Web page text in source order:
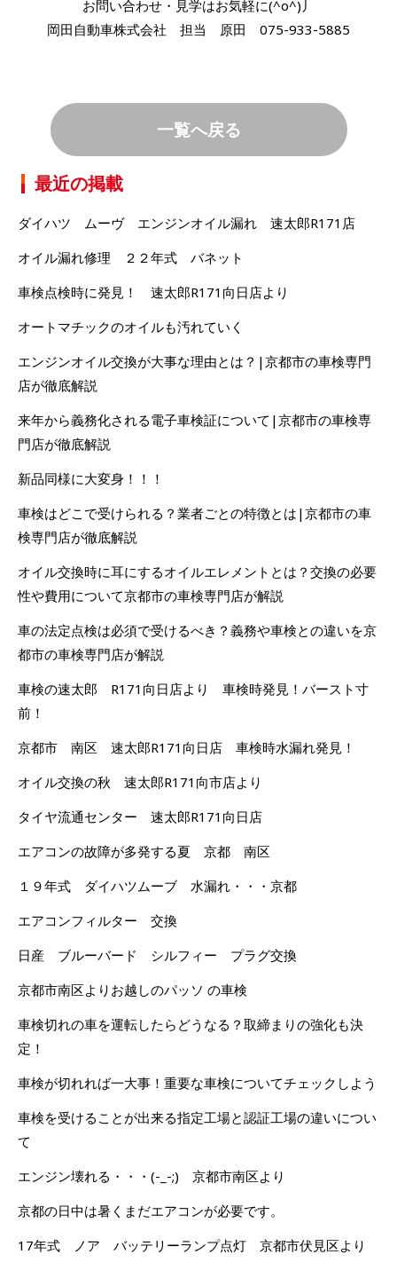
お問い合わせ・見学はお気軽に(^o^)丿
岡田自動車株式会社 担当 原田 075-933-5885
一覧へ戻る
最近の掲載
ダイハツ ムーヴ エンジンオイル漏れ 速太郎R171店
オイル漏れ修理 ２２年式 バネット
車検点検時に発見！ 速太郎R171向日店より
オートマチックのオイルも汚れていく
エンジンオイル交換が大事な理由とは？|京都市の車検専門
店が徹底解説
来年から義務化される電子車検証について|京都市の車検専
門店が徹底解説
新品同様に大変身！！！
車検はどこで受けられる？業者ごとの特徴とは|京都市の車
検専門店が徹底解説
オイル交換時に耳にするオイルエレメントとは？交換の必要
性や費用について京都市の車検専門店が解説
車の法定点検は必須で受けるべき？義務や車検との違いを京
都市の車検専門店が解説
車検の速太郎 R171向日店より 車検時発見！バースト寸
前！
京都市 南区 速太郎R171向日店 車検時水漏れ発見！
オイル交換の秋 速太郎R171向市店より
タイヤ流通センター 速太郎R171向日店
エアコンの故障が多発する夏 京都 南区
１９年式 ダイハツムーブ 水漏れ・・・京都
エアコンフィルター 交換
日産 ブルーバード シルフィー プラグ交換
京都市南区よりお越しのパッソ の車検
車検切れの車を運転したらどうなる？取締まりの強化も決
定！
車検が切れれば一大事！重要な車検についてチェックしよう
車検を受けることが出来る指定工場と認証工場の違いについ
て
エンジン壊れる・・・(-_-;) 京都市南区より
京都の日中は暑くまだエアコンが必要です。
17年式 ノア バッテリーランプ点灯 京都市伏見区より